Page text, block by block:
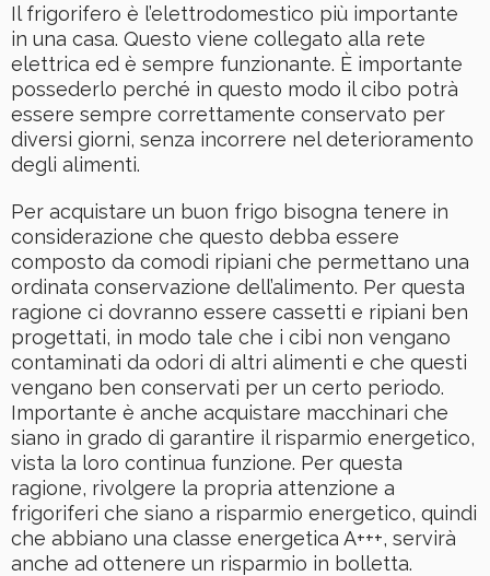
Il frigorifero è l’elettrodomestico più importante
in una casa. Questo viene collegato alla rete
elettrica ed è sempre funzionante. È importante
possederlo perché in questo modo il cibo potrà
essere sempre correttamente conservato per
diversi giorni, senza incorrere nel deterioramento
degli alimenti.
Per acquistare un buon frigo bisogna tenere in
considerazione che questo debba essere
composto da comodi ripiani che permettano una
ordinata conservazione dell’alimento. Per questa
ragione ci dovranno essere cassetti e ripiani ben
progettati, in modo tale che i cibi non vengano
contaminati da odori di altri alimenti e che questi
vengano ben conservati per un certo periodo.
Importante è anche acquistare macchinari che
siano in grado di garantire il risparmio energetico,
vista la loro continua funzione. Per questa
ragione, rivolgere la propria attenzione a
frigoriferi che siano a risparmio energetico, quindi
che abbiano una classe energetica A+++, servirà
anche ad ottenere un risparmio in bolletta.